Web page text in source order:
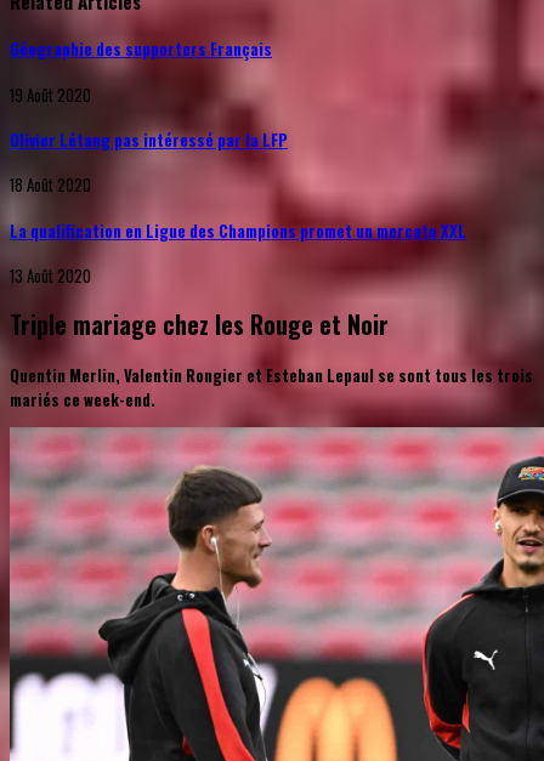
Géographie des supporters Français
19 Août 2020
Olivier Létang pas intéressé par la LFP
18 Août 2020
La qualification en Ligue des Champions promet un mercato XXL
13 Août 2020
Triple mariage chez les Rouge et Noir
Quentin Merlin, Valentin Rongier et Esteban Lepaul se sont tous les trois
mariés ce week-end.